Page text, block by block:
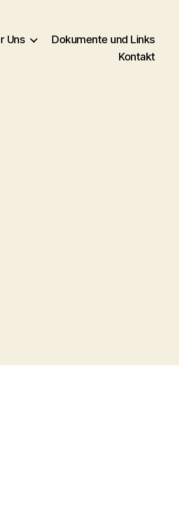
Uns
Dokumente und Links
Kontakt